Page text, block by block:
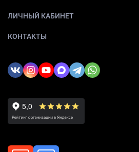
ЛИЧНЫЙ КАБИНЕТ
КОНТАКТЫ